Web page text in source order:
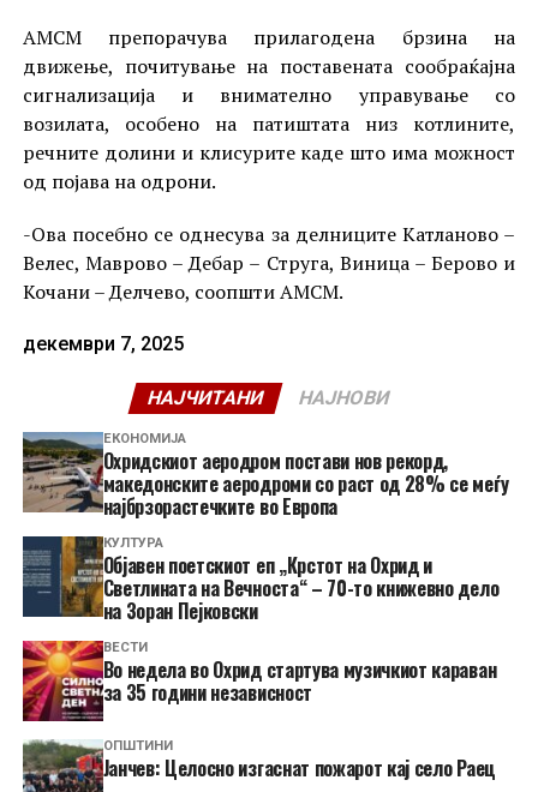
АМСМ препорачува прилагодена брзина на
движење, почитување на поставената сообраќајна
сигнализација и внимателно управување со
возилата, особено на патиштата низ котлините,
речните долини и клисурите каде што има можност
од појава на одрони.
-Ова посебно се однесува за делниците Катланово –
Велес, Маврово – Дебар – Струга, Виница – Берово и
Кочани – Делчево, соопшти АМСМ.
декември 7, 2025
НАЈЧИТАНИ НАЈНОВИ
ЕКОНОМИЈА
Охридскиот аеродром постави нов рекорд,
македонските аеродроми со раст од 28% се меѓу
најбрзорастечките во Европа
КУЛТУРА
Објавен поетскиот еп „Крстот на Охрид и
Светлината на Вечноста“ – 70-то книжевно дело
на Зоран Пејковски
ВЕСТИ
Во недела во Охрид стартува музичкиот караван
за 35 години независност
ОПШТИНИ
Јанчев: Целосно изгаснат пожарот кај село Раец